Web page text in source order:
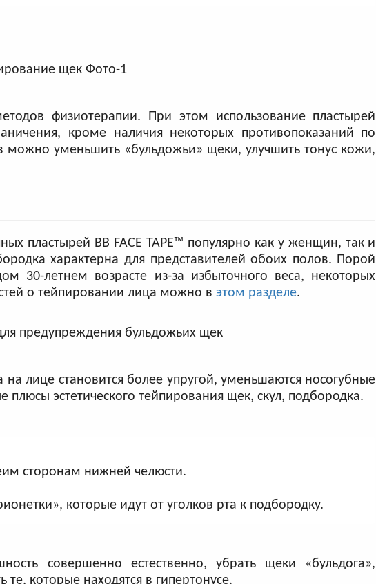
физиотерапии. При этом использование пластырей
кроме наличия некоторых противопоказаний по
уменьшить «бульдожьи»‎ щеки, улучшить тонус кожи,
пластырей BB FACE TAPE™ популярно как у женщин, так и
характерна для представителей обоих полов. Порой
30-летнем возрасте из-за избыточного веса, некоторых
о тейпировании лица можно в этом разделе.
лице становится более упругой, уменьшаются носогубные
эстетического тейпирования щек, скул, подбородка.
сторонам нижней челюсти.
‎которые идут от уголков рта к подбородку.
совершенно естественно, убрать щеки «бульдога»‎,
которые находятся в гипертонусе.